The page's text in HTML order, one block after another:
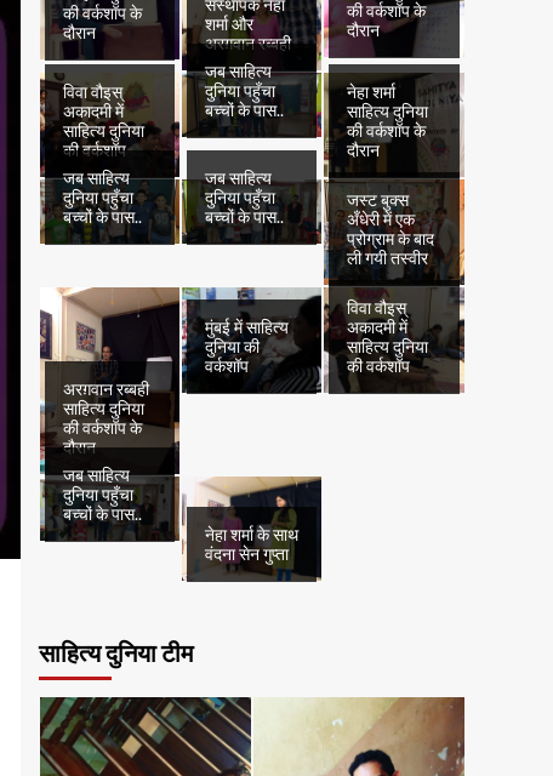
की वर्कशॉप के
दौरान
संस्थापक नेहा
शर्मा और
अरग़वान रब्बही
की वर्कशॉप के
दौरान
विवा वौइस्
अकादमी में
साहित्य दुनिया
की वर्कशॉप
जब साहित्य
दुनिया पहुँचा
बच्चों के पास..
नेहा शर्मा
साहित्य दुनिया
की वर्कशॉप के
दौरान
जब साहित्य
दुनिया पहुँचा
बच्चों के पास..
जब साहित्य
दुनिया पहुँचा
बच्चों के पास..
जस्ट बुक्स
अँधेरी में एक
प्रोग्राम के बाद
ली गयी तस्वीर
अरग़वान रब्बही
साहित्य दुनिया
की वर्कशॉप के
दौरान
मुंबई में साहित्य
दुनिया की
वर्कशॉप
विवा वौइस्
अकादमी में
साहित्य दुनिया
की वर्कशॉप
जब साहित्य
दुनिया पहुँचा
बच्चों के पास..
नेहा शर्मा के साथ
वंदना सेन गुप्ता
साहित्य दुनिया टीम